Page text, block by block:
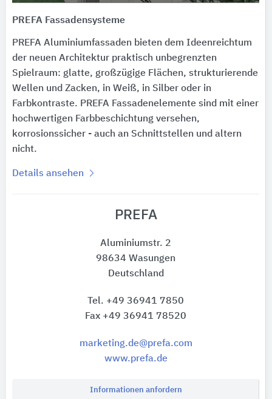
PREFA Fassadensysteme
PREFA Aluminiumfassaden bieten dem Ideenreichtum
der neuen Architektur praktisch unbegrenzten
Spielraum: glatte, großzügige Flächen, strukturierende
Wellen und Zacken, in Weiß, in Silber oder in
Farbkontraste. PREFA Fassadenelemente sind mit einer
hochwertigen Farbbeschichtung versehen,
korrosionssicher - auch an Schnittstellen und altern
nicht.
Details ansehen
PREFA
Aluminiumstr. 2
98634 Wasungen
Deutschland
Tel. +49 36941 7850
Fax +49 36941 78520
marketing.de@prefa.com
www.prefa.de
Informationen anfordern